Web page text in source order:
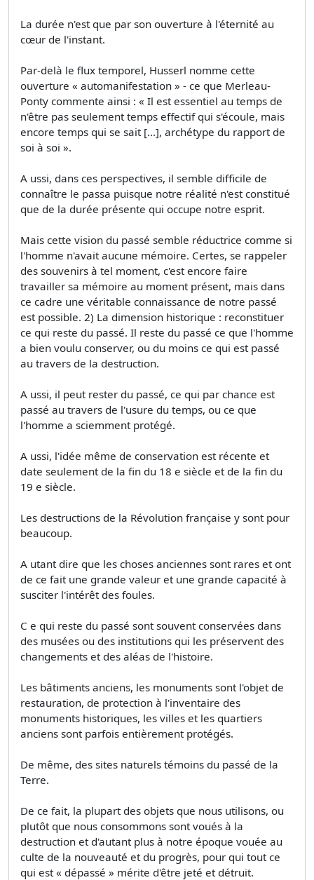
La durée n'est que par son ouverture à l'éternité au
cœur de l'instant.
Par-delà le flux temporel, Husserl nomme cette
ouverture « automanifestation » - ce que Merleau-
Ponty commente ainsi : « Il est essentiel au temps de
n'être pas seulement temps effectif qui s'écoule, mais
encore temps qui se sait [...], archétype du rapport de
soi à soi ».
A ussi, dans ces perspectives, il semble difficile de
connaître le passa puisque notre réalité n'est constitué
que de la durée présente qui occupe notre esprit.
Mais cette vision du passé semble réductrice comme si
l'homme n'avait aucune mémoire. Certes, se rappeler
des souvenirs à tel moment, c'est encore faire
travailler sa mémoire au moment présent, mais dans
ce cadre une véritable connaissance de notre passé
est possible. 2) La dimension historique : reconstituer
ce qui reste du passé. Il reste du passé ce que l'homme
a bien voulu conserver, ou du moins ce qui est passé
au travers de la destruction.
A ussi, il peut rester du passé, ce qui par chance est
passé au travers de l'usure du temps, ou ce que
l'homme a sciemment protégé.
A ussi, l'idée même de conservation est récente et
date seulement de la fin du 18 e siècle et de la fin du
19 e siècle.
Les destructions de la Révolution française y sont pour
beaucoup.
A utant dire que les choses anciennes sont rares et ont
de ce fait une grande valeur et une grande capacité à
susciter l'intérêt des foules.
C e qui reste du passé sont souvent conservées dans
des musées ou des institutions qui les préservent des
changements et des aléas de l'histoire.
Les bâtiments anciens, les monuments sont l'objet de
restauration, de protection à l'inventaire des
monuments historiques, les villes et les quartiers
anciens sont parfois entièrement protégés.
De même, des sites naturels témoins du passé de la
Terre.
De ce fait, la plupart des objets que nous utilisons, ou
plutôt que nous consommons sont voués à la
destruction et d'autant plus à notre époque vouée au
culte de la nouveauté et du progrès, pour qui tout ce
qui est « dépassé » mérite d'être jeté et détruit.